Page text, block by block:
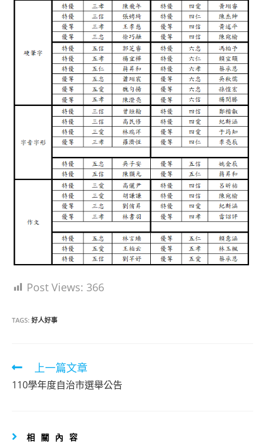
Post Views: 366
TAGS: 好人好事
Read
more
上一篇文章
110學年度自治市選舉公告
相關內容